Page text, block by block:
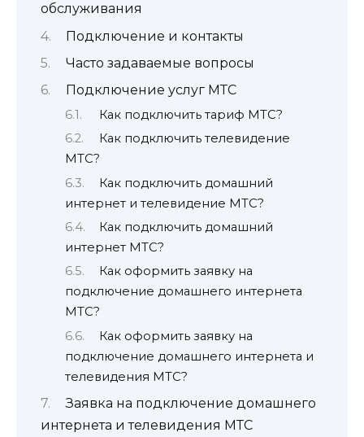
обслуживания
Подключение и контакты
Часто задаваемые вопросы
Подключение услуг МТС
Как подключить тариф МТС?
Как подключить телевидение
МТС?
Как подключить домашний
интернет и телевидение МТС?
Как подключить домашний
интернет МТС?
Как оформить заявку на
подключение домашнего интернета
МТС?
Как оформить заявку на
подключение домашнего интернета и
телевидения МТС?
Заявка на подключение домашнего
интернета и телевидения МТС